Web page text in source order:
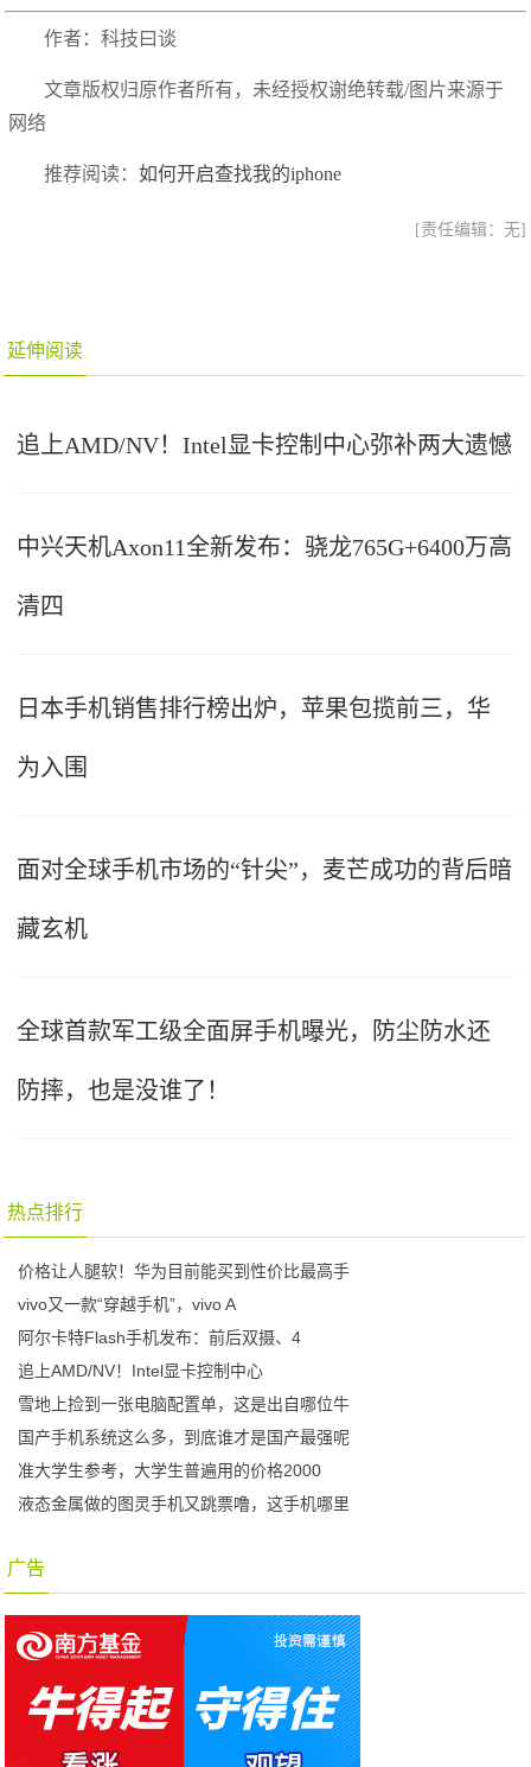
作者：科技曰谈
文章版权归原作者所有，未经授权谢绝转载/图片来源于
网络
推荐阅读：如何开启查找我的iphone
[责任编辑：无]
延伸阅读
追上AMD/NV！Intel显卡控制中心弥补两大遗憾
中兴天机Axon11全新发布：骁龙765G+6400万高
清四
日本手机销售排行榜出炉，苹果包揽前三，华
为入围
面对全球手机市场的“针尖”，麦芒成功的背后暗
藏玄机
全球首款军工级全面屏手机曝光，防尘防水还
防摔，也是没谁了！
热点排行
价格让人腿软！华为目前能买到性价比最高手
vivo又一款“穿越手机”，vivo A
阿尔卡特Flash手机发布：前后双摄、4
追上AMD/NV！Intel显卡控制中心
雪地上捡到一张电脑配置单，这是出自哪位牛
国产手机系统这么多，到底谁才是国产最强呢
准大学生参考，大学生普遍用的价格2000
液态金属做的图灵手机又跳票噜，这手机哪里
广告